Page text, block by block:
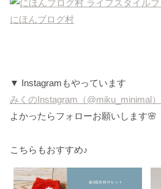
にほんブログ村
▼ Instagramもやっています
みくのInstagram（@miku_minimal）
よかったらフォローお願いします🌸
こちらもおすすめ♪